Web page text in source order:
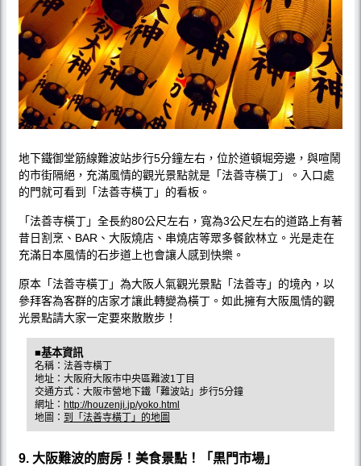
地下鐵御堂筋線難波站步行5分鐘左右，位於道頓堀旁邊，與喧鬧
的市街隔絕，充滿風情的觀光景點就是「法善寺橫丁」。入口處
的門就可看到「法善寺橫丁」的看板。
「法善寺橫丁」全長約80公尺左右，寬為3公尺左右的道路上有著
昔日割烹、BAR、大阪燒店、串燒店等眾多餐飲林立。光是走在
充滿日本風情的石步道上也會讓人感到快樂。
原本「法善寺橫丁」為大阪人氣觀光景點「法善寺」的境內，以
參拜客為客群的店家才讓此轉變為橫丁。如此擁有大阪風情的觀
光景點請大家一定要來散散步！
■基本資訊
名稱：法善寺橫丁
地址：大阪府大阪市中央區難波1丁目
交通方式：大阪市營地下鐵「難波站」步行5分鐘
網址： http://houzenji.jp/yoko.html
地圖： 到「法善寺橫丁」的地圖
9. 大阪難波的廚房！美食景點！「黒門市場」